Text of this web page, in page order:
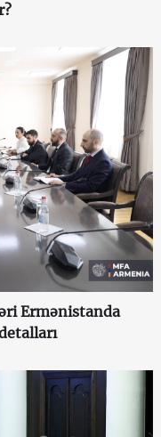
Ermənistanda